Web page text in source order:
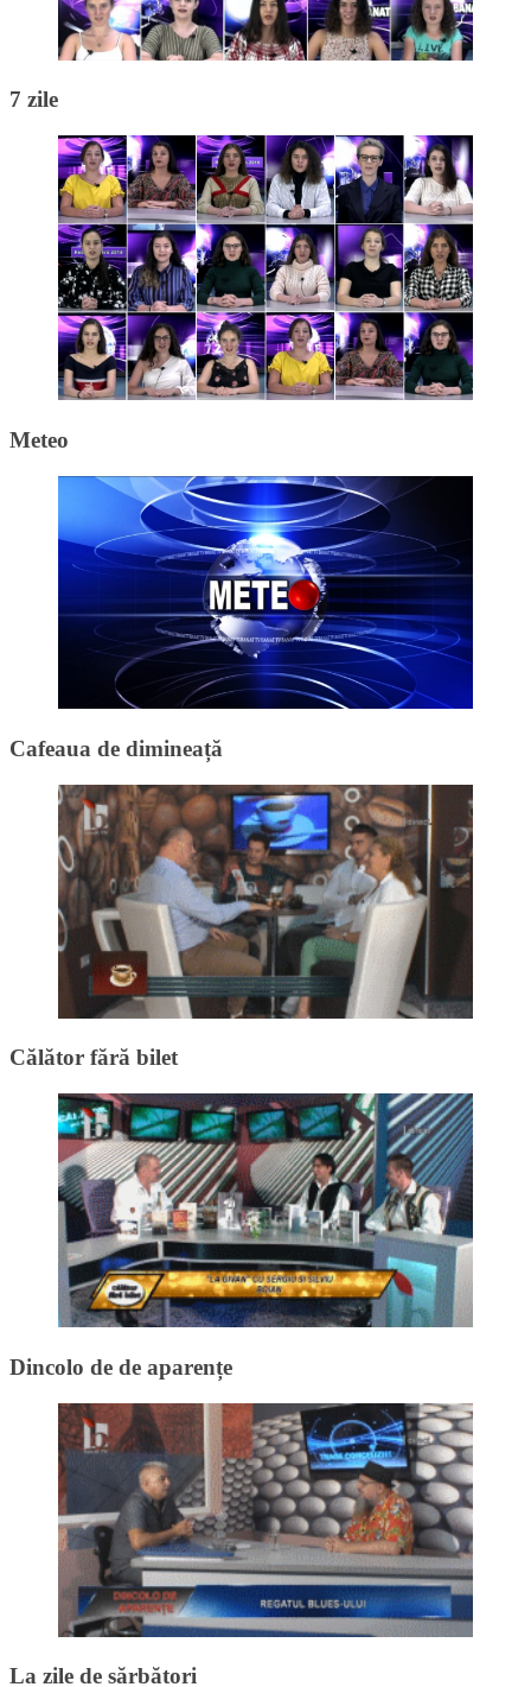
7 zile
Meteo
Cafeaua de dimineață
Călător fără bilet
Dincolo de de aparențe
La zile de sărbători